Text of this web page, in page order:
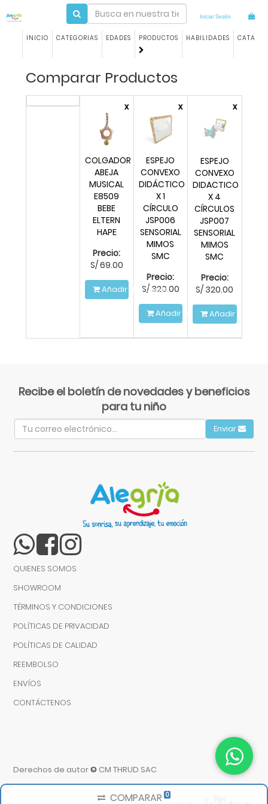
Iniciar Sesión
INICIO CATEGORIAS EDADES PRODUCTOS HABILIDADES
Comparar Productos
x
COLGADOR
ABEJA
MUSICAL
E8509
BEBE
ELTERN
HAPE
Precio:
S/69.00
Añadir a la Cesta
x
ESPEJO
CONVEXO
DIDÁCTICO
X 1
CÍRCULO
JSP006
SENSORIAL
MIMOS
SMC
Precio:
S/ 320.00
Añadir a la Cesta
x
ESPEJO
CONVEXO
DIDACTICO
X 4
CÍRCULOS
JSP007
SENSORIAL
MIMOS
SMC
Precio:
S/ 320.00
Añadir a la
COMPARAR 0
Recibe el boletín de novedades y beneficios
para tu niño
Enviar
QUIENES SOMOS
SHOWROOM
TÉRMINOS Y CONDICIONES
POLÍTICAS DE PRIVACIDAD
POLÍTICAS DE CALIDAD
REEMBOLSO
ENVÍOS
CONTÁCTENOS
Derechos de autor© CM THRUD SAC